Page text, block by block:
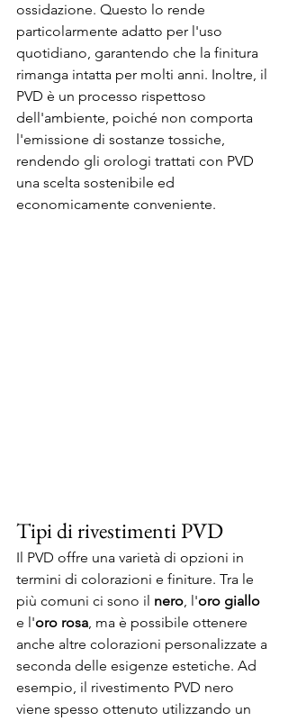
ossidazione. Questo lo rende
particolarmente adatto per l'uso
quotidiano, garantendo che la finitura
rimanga intatta per molti anni. Inoltre, il
PVD è un processo rispettoso
dell'ambiente, poiché non comporta
l'emissione di sostanze tossiche,
rendendo gli orologi trattati con PVD
una scelta sostenibile ed
economicamente conveniente.
Tipi di rivestimenti PVD
Il PVD offre una varietà di opzioni in
termini di colorazioni e finiture. Tra le
più comuni ci sono il nero, l'oro giallo
e l'oro rosa, ma è possibile ottenere
anche altre colorazioni personalizzate a
seconda delle esigenze estetiche. Ad
esempio, il rivestimento PVD nero
viene spesso ottenuto utilizzando un